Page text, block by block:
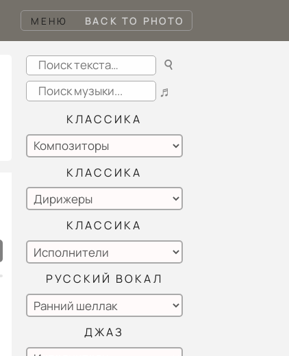
МЕНЮ BACK TO PHOTO
☌
♬
КЛАССИКА
КЛАССИКА
КЛАССИКА
РУССКИЙ ВОКАЛ
ДЖАЗ